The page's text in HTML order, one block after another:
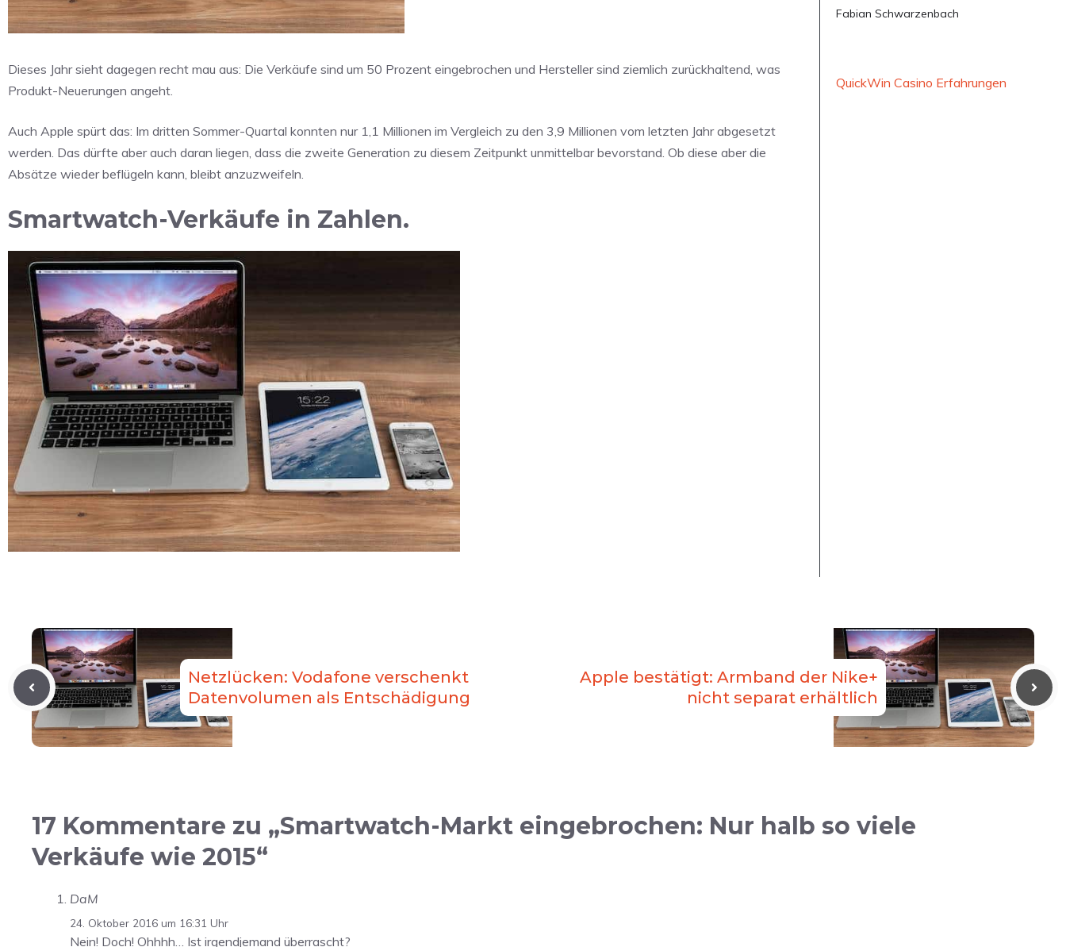
Dieses Jahr sieht dagegen recht mau aus: Die Verkäufe sind um 50 Prozent eingebrochen und Hersteller sind ziemlich zurückhaltend, was
Produkt-Neuerungen angeht.
Auch Apple spürt das: Im dritten Sommer-Quartal konnten nur 1,1 Millionen im Vergleich zu den 3,9 Millionen vom letzten Jahr abgesetzt
werden. Das dürfte aber auch daran liegen, dass die zweite Generation zu diesem Zeitpunkt unmittelbar bevorstand. Ob diese aber die
Absätze wieder beflügeln kann, bleibt anzuzweifeln.
Smartwatch-Verkäufe in Zahlen.
Fabian Schwarzenbach
QuickWin Casino Erfahrungen
Netzlücken: Vodafone verschenkt
Datenvolumen als Entschädigung
Apple bestätigt: Armband der Nike+
nicht separat erhältlich
17 Kommentare zu „Smartwatch-Markt eingebrochen: Nur halb so viele
Verkäufe wie 2015“
DaM
24. Oktober 2016 um 16:31 Uhr
Nein! Doch! Ohhhh… Ist irgendjemand überrascht?